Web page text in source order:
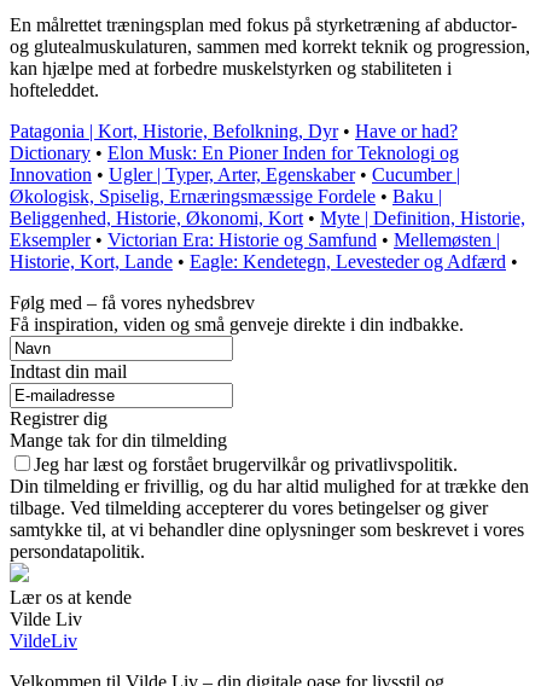
En målrettet træningsplan med fokus på styrketræning af abductor-
og glutealmuskulaturen, sammen med korrekt teknik og progression,
kan hjælpe med at forbedre muskelstyrken og stabiliteten i
hofteleddet.
Patagonia | Kort, Historie, Befolkning, Dyr• Have or had?
Dictionary • Elon Musk: En Pioner Inden for Teknologi og
Innovation • Ugler | Typer, Arter, Egenskaber• Cucumber |
Økologisk, Spiselig, Ernæringsmæssige Fordele • Baku |
Beliggenhed, Historie, Økonomi, Kort • Myte | Definition, Historie,
Eksempler• Victorian Era: Historie og Samfund • Mellemøsten |
Historie, Kort, Lande • Eagle: Kendetegn, Levesteder og Adfærd •
Følg med – få vores nyhedsbrev
Få inspiration, viden og små genveje direkte i din indbakke.
Indtast din mail
Registrer dig
Mange tak for din tilmelding
Jeg har læst og forstået brugervilkår og privatlivspolitik.
Din tilmelding er frivillig, og du har altid mulighed for at trække den
tilbage. Ved tilmelding accepterer du vores betingelser og giver
samtykke til, at vi behandler dine oplysninger som beskrevet i vores
persondatapolitik.
Lær os at kende
Vilde Liv
VildeLiv
Velkommen til Vilde Liv – din digitale oase for livsstil og